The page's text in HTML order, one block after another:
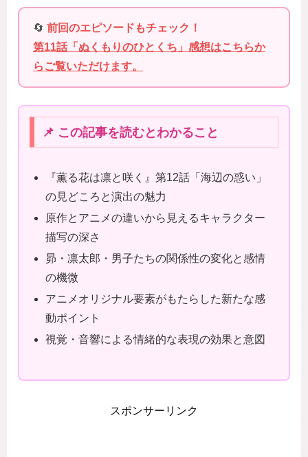
🔄 前回のエピソードもチェック！
第11話「ぬくもりのひとくち」感想はこちらか
らご覧いただけます。
📌 この記事を読むとわかること
『薫る花は凛と咲く』第12話「海辺の惑い」
の見どころと演出の魅力
原作とアニメの違いから見えるキャラクター
描写の深さ
昴・凛太郎・男子たちの関係性の変化と感情
の機微
アニメオリジナル要素がもたらした新たな感
動ポイント
視覚・音響による情緒的な表現の効果と意図
スポンサーリンク